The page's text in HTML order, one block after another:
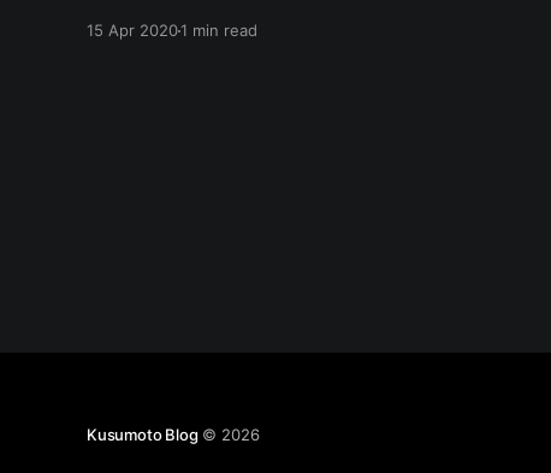
15 Apr 20201 min read
Kusumoto Blog© 2026